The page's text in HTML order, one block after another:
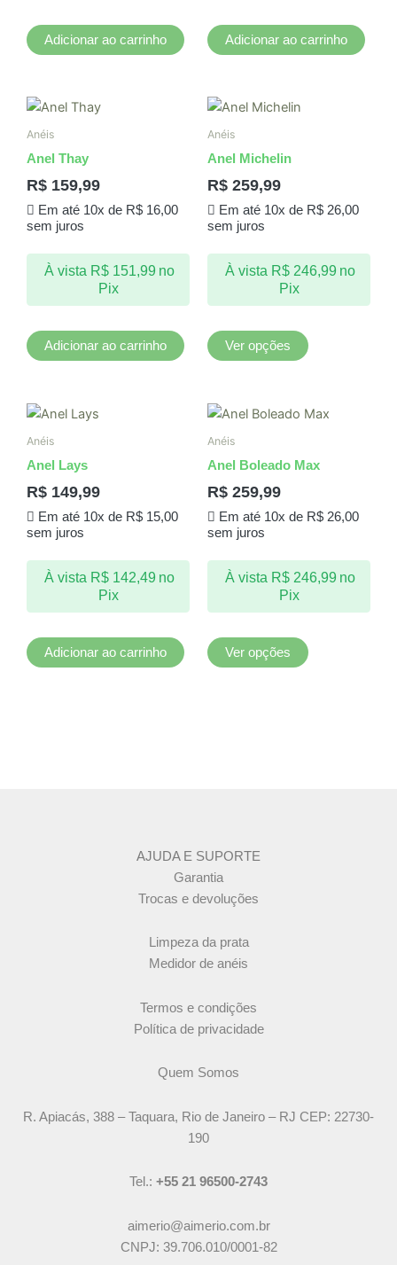
Adicionar ao carrinho Adicionar ao carrinho
Anéis
Anel Thay
R$ 159,99
Em até 10x de R$16,00
sem juros
À vista R$151,99 no
Pix
Adicionar ao carrinho
Anéis
Anel Michelin
R$ 259,99
Em até 10x de R$26,00
sem juros
À vista R$246,99 no
Pix
Ver opções
As
podem
ser
página
Anéis
Anel Lays
R$ 149,99
Em até 10x de R$15,00
sem juros
À vista R$142,49 no
Pix
Adicionar ao carrinho
Anéis
Anel Boleado Max
R$ 259,99
Em até 10x de R$26,00
sem juros
À vista R$246,99 no
Pix
Ver opções
Este
As
podem
ser
página
AJUDA E SUPORTE
Garantia
Trocas e devoluções
Limpeza da prata
Medidor de anéis
Termos e condições
Política de privacidade
Quem Somos
R. Apiacás, 388 – Taquara, Rio de Janeiro – RJ CEP: 22730-
190
Tel.: +55 21 96500-2743
aimerio@aimerio.com.br
CNPJ: 39.706.010/0001-82